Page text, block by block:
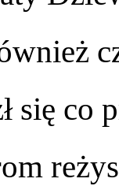
się co